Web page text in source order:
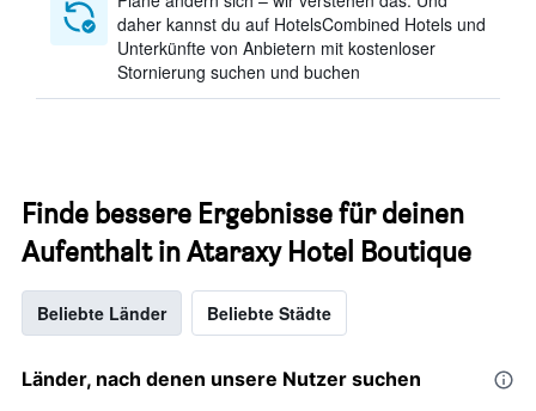
daher kannst du auf HotelsCombined Hotels und
Unterkünfte von Anbietern mit kostenloser
Stornierung suchen und buchen
Finde bessere Ergebnisse für deinen
Aufenthalt in Ataraxy Hotel Boutique
Beliebte Länder Beliebte Städte
Länder, nach denen unsere Nutzer suchen